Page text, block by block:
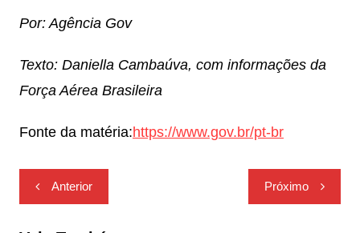
Por: Agência Gov
Texto: Daniella Cambaúva, com informações da
Força Aérea Brasileira
Fonte da matéria:https://www.gov.br/pt-br
Navegação
de
Anterior Próximo